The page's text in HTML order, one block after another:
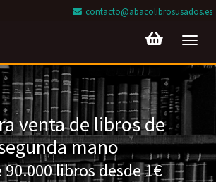
contacto@abacolibrosusados.es
venta de libros de
mano
90.000 libros desde 1€